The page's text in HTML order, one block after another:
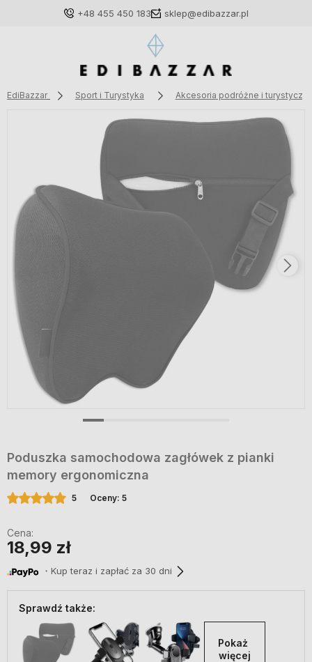
+48 455 450 183 sklep@edibazzar.pl
Wybierz coś dla siebie z naszej aktualnej oferty lub
zaloguj się, aby przywrócić dodane produkty do listy
EdiBazzar Sport i Turystyka Akcesoria podróżne i
Poduszka samochodowa zagłówek z pianki
memory ergonomiczna
5 Oceny: 5
Cena:
18,99 zł
・Kup teraz i zapłać za 30 dni
Sprawdź także:
Pokaż
więcej